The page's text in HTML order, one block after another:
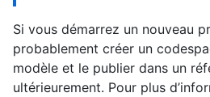
Si vous démarrez un nouveau
probablement créer un
modèle et le publier dans un
ultérieurement. Pour plus